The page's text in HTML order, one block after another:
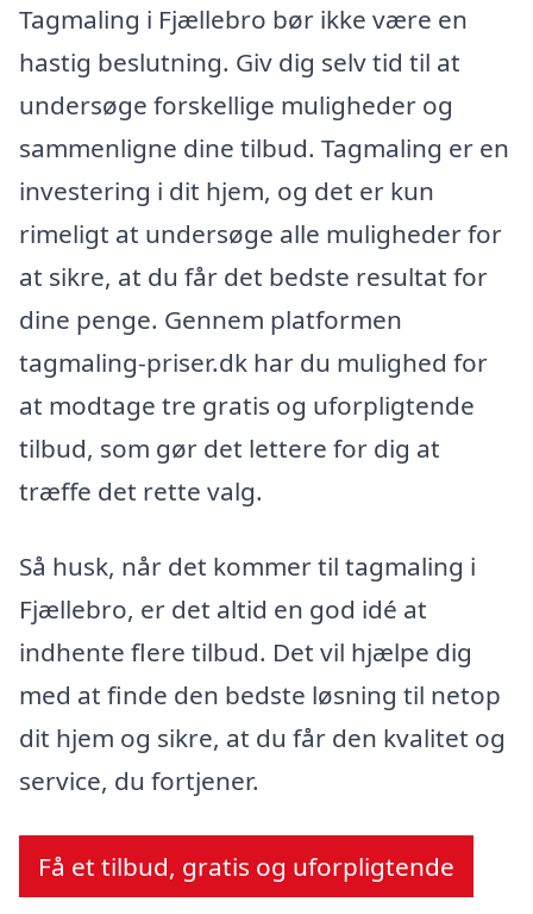
Tagmaling i Fjællebro bør ikke være en
hastig beslutning. Giv dig selv tid til at
undersøge forskellige muligheder og
sammenligne dine tilbud. Tagmaling er en
investering i dit hjem, og det er kun
rimeligt at undersøge alle muligheder for
at sikre, at du får det bedste resultat for
dine penge. Gennem platformen
tagmaling-priser.dk har du mulighed for
at modtage tre gratis og uforpligtende
tilbud, som gør det lettere for dig at
træffe det rette valg.
Så husk, når det kommer til tagmaling i
Fjællebro, er det altid en god idé at
indhente flere tilbud. Det vil hjælpe dig
med at finde den bedste løsning til netop
dit hjem og sikre, at du får den kvalitet og
service, du fortjener.
Få et tilbud, gratis og uforpligtende